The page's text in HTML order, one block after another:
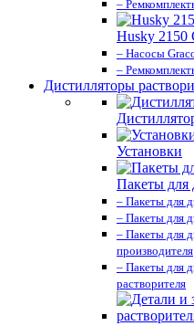
–
Husky 2150
– Насосы
–
Дистилляторы
Установки
Пакеты для
– Пакеты для
– Пакеты для
– Пакеты для
производителя
– Пакеты для
растворителя